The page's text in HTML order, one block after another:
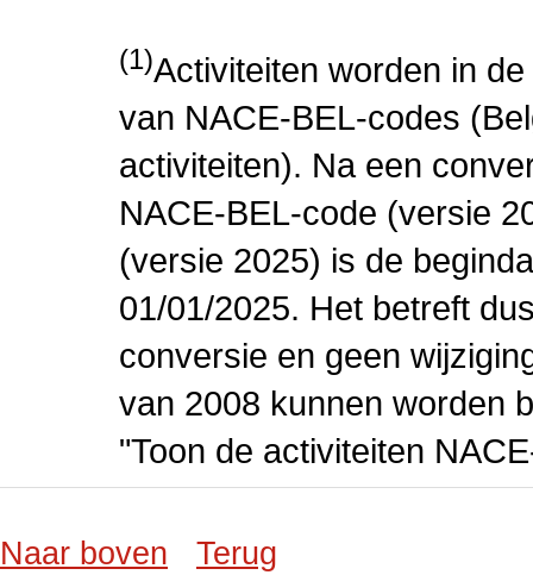
(1)Activiteiten worden in
van NACE-BEL-codes
activiteiten). Na een
NACE-BEL-code (versie
(versie 2025) is de
01/01/2025. Het betreft
conversie en geen
van 2008 kunnen worden
"Toon de activiteiten
Naar boven Terug